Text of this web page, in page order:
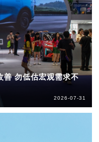
善 勿低估宏观需求不
2026-07-31